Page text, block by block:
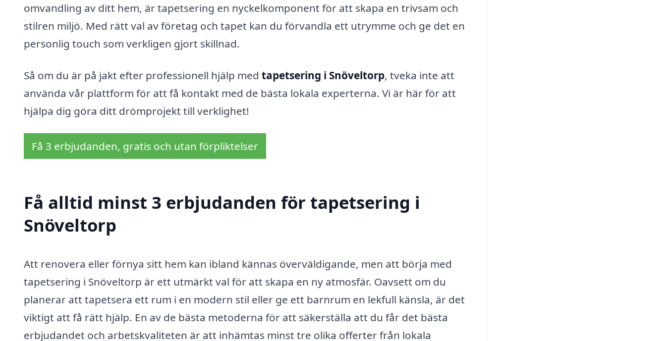
omvandling av ditt hem, är tapetsering en nyckelkomponent för att skapa en trivsam och
stilren miljö. Med rätt val av företag och tapet kan du förvandla ett utrymme och ge det en
personlig touch som verkligen gjort skillnad.
Så om du är på jakt efter professionell hjälp med tapetsering i Snöveltorp, tveka inte att
använda vår plattform för att få kontakt med de bästa lokala experterna. Vi är här för att
hjälpa dig göra ditt drömprojekt till verklighet!
Få 3 erbjudanden, gratis och utan förpliktelser
Få alltid minst 3 erbjudanden för tapetsering i
Snöveltorp
Att renovera eller förnya sitt hem kan ibland kännas överväldigande, men att börja med
tapetsering i Snöveltorp är ett utmärkt val för att skapa en ny atmosfär. Oavsett om du
planerar att tapetsera ett rum i en modern stil eller ge ett barnrum en lekfull känsla, är det
viktigt att få rätt hjälp. En av de bästa metoderna för att säkerställa att du får det bästa
erbjudandet och arbetskvaliteten är att inhämtas minst tre olika offerter från lokala